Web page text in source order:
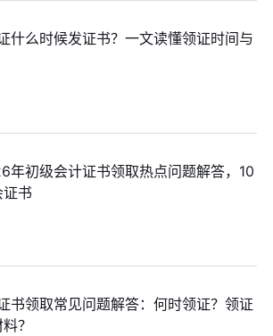
什么时候发证书？一文读懂领证时间与
年初级会计证书领取热点问题解答，10
书
书领取常见问题解答：何时领证？领证
？